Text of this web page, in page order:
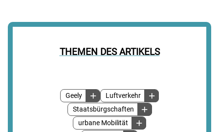
THEMEN DES ARTIKELS
Geely
Luftverkehr
Staatsbürgschaften
urbane Mobilität